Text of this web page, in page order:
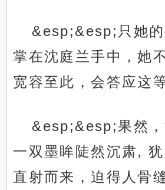
&esp;&esp;只她
掌在沈庭兰手中，她
宽容至此，会答应这
&esp;&esp;果然
一双墨眸陡然沉肃,
直射而来，迫得人骨